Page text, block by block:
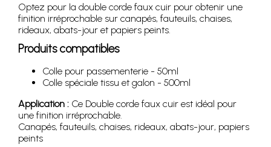
Optez pour la double corde faux cuir pour obtenir une
finition irréprochable sur canapés, fauteuils, chaises,
rideaux, abats-jour et papiers peints.
Produits compatibles
Colle pour passementerie - 50ml
Colle spéciale tissu et galon - 500ml
Application : Ce Double corde faux cuir est idéal pour
une finition irréprochable.
Canapés, fauteuils, chaises, rideaux, abats-jour, papiers
peints